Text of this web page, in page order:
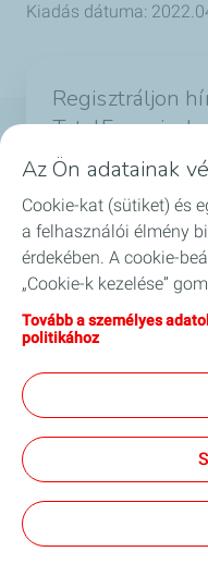
Regisztráljon
TotalEnergies!
És értesüljön a
TotalEnergies
*Required fields
I agree to receive
Legal mentions
Kiadás dátuma:
Termékek
Szolgáltatások
Biztonság
GYIK
Adatvédelmi és
Az Ön adatainak
Cookie-kat (sütiket) és
a felhasználói élmény
érdekében. A cookie-
„Cookie-k kezelése”
gombra kattintva
tárolásához.
technikai cookie-kat
látogasson el a
vonatkozó politika”
Tovább a személyes
politikához